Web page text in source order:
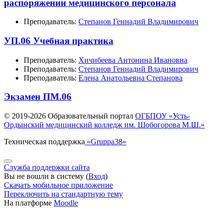
распоряжении медицинского персонала
Преподаватель: Степанов Геннадий Владимирович
УП.06 Учебная практика
Преподаватель: Хичибеева Антонина Ивановна
Преподаватель: Степанов Геннадий Владимирович
Преподаватель: Елена Анатольевна Степанова
Экзамен ПМ.06
© 2019-2026 Образовательный портал ОГБПОУ «Усть-
Ордынский медицинский колледж им. Шобогорова М.Ш.»
Техническая поддержка «Gruppa38»
Служба поддержки сайта
Вы не вошли в систему (Вход)
Скачать мобильное приложение
Переключить на стандартную тему
На платформе Moodle